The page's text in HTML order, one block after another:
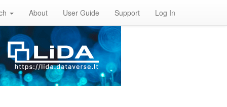
About User Guide Support Log In